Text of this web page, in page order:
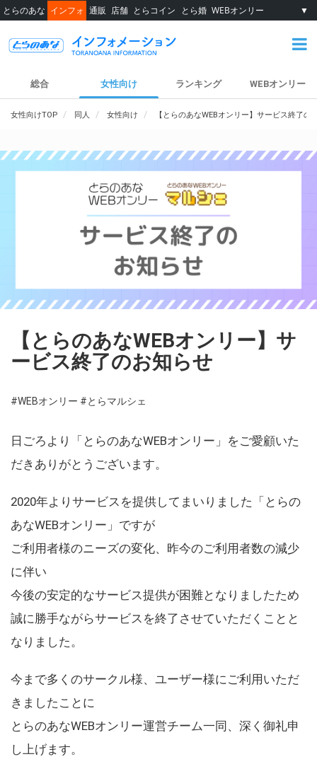
とらのあな インフォ 通販 店舗 とらコイン とら婚 WEBオンリー ▼
総合 女性向け ランキング WEBオンリー
女性向けTOP 同人 女性向け 【とらのあなWEBオンリー】サービス終了の
【とらのあなWEBオンリー】サ
ービス終了のお知らせ
#WEBオンリー #とらマルシェ
日ごろより「とらのあなWEBオンリー」をご愛顧いた
だきありがとうございます。
2020年よりサービスを提供してまいりました「とらの
あなWEBオンリー」ですが
ご利用者様のニーズの変化、昨今のご利用者数の減少
に伴い
今後の安定的なサービス提供が困難となりましたため
誠に勝手ながらサービスを終了させていただくことと
なりました。
今まで多くのサークル様、ユーザー様にご利用いただ
きましたことに
とらのあなWEBオンリー運営チーム一同、深く御礼申
し上げます。